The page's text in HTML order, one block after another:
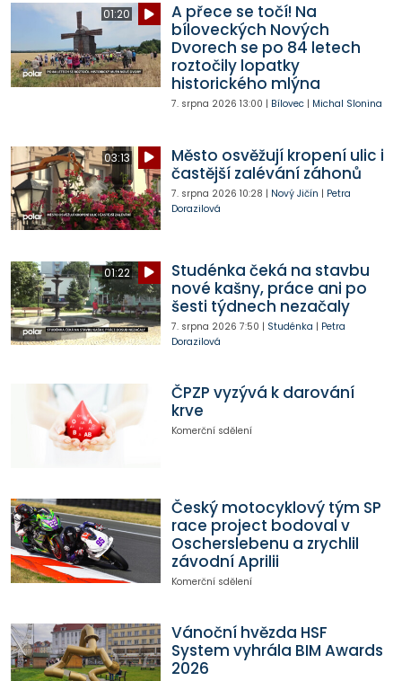
01:20
A přece se točí! Na
bíloveckých Nových
Dvorech se po 84 letech
roztočily lopatky
historického mlýna
7. srpna 2026 13:00 | Bílovec| Michal Slonina
03:13
Město osvěžují kropení ulic i
častější zalévání záhonů
7. srpna 2026 10:28 | Nový Jičín | Petra
Dorazilová
01:22
Studénka čeká na stavbu
nové kašny, práce ani po
šesti týdnech nezačaly
7. srpna 2026 7:50 | Studénka | Petra
Dorazilová
ČPZP vyzývá k darování
krve
Komerční sdělení
Český motocyklový tým SP
race project bodoval v
Oscherslebenu a zrychlil
závodní Aprilii
Komerční sdělení
Vánoční hvězda HSF
System vyhrála BIM Awards
2026